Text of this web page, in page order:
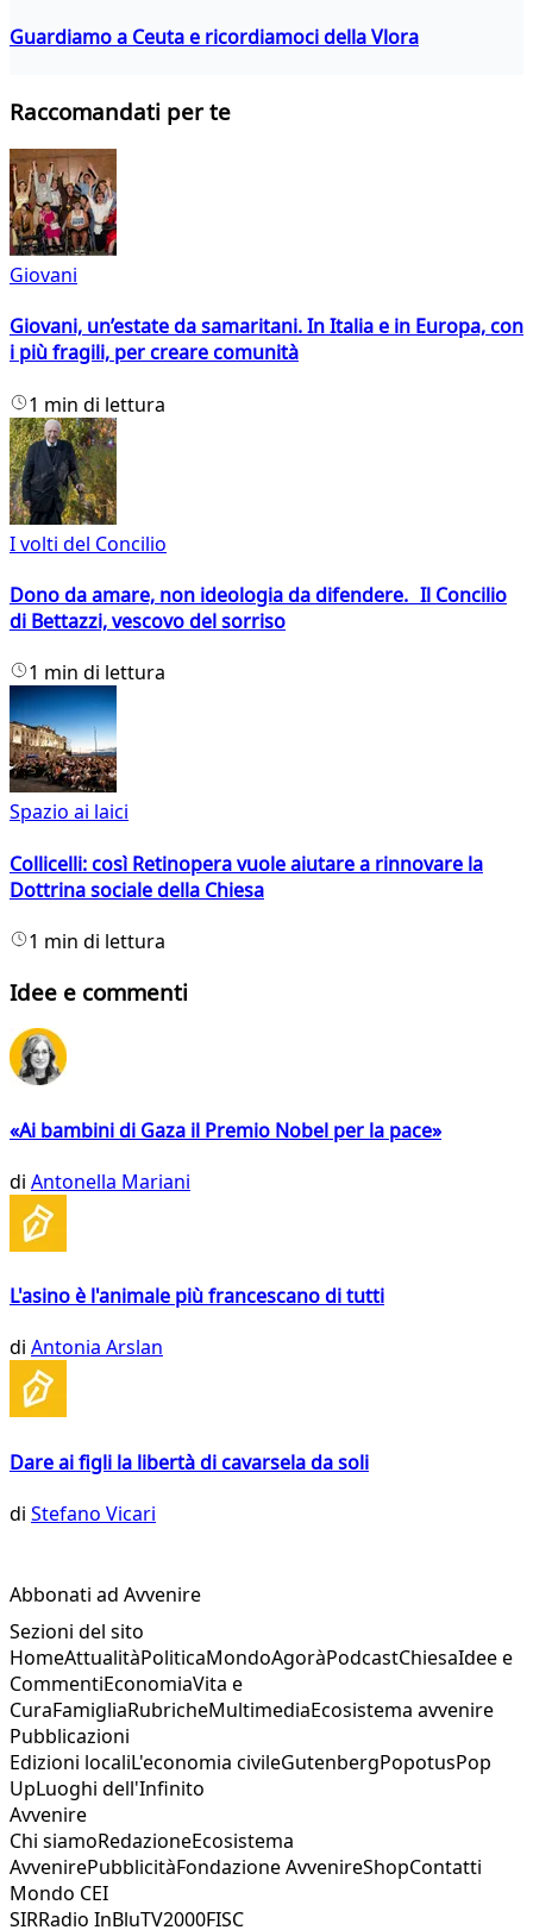
Guardiamo a Ceuta e ricordiamoci della Vlora
Raccomandati per te
Giovani
Giovani, un’estate da samaritani. In Italia e in Europa, con
i più fragili, per creare comunità
1 min di lettura
I volti del Concilio
Dono da amare, non ideologia da difendere. Il Concilio
di Bettazzi, vescovo del sorriso
1 min di lettura
Spazio ai laici
Collicelli: così Retinopera vuole aiutare a rinnovare la
Dottrina sociale della Chiesa
1 min di lettura
Idee e commenti
«Ai bambini di Gaza il Premio Nobel per la pace»
di Antonella Mariani
L'asino è l'animale più francescano di tutti
di Antonia Arslan
Dare ai figli la libertà di cavarsela da soli
di Stefano Vicari
Abbonati ad Avvenire
Sezioni del sito
HomeAttualitàPoliticaMondoAgoràPodcastChiesaIdee e
CommentiEconomiaVita e
CuraFamigliaRubricheMultimediaEcosistema avvenire
Pubblicazioni
Edizioni localiL'economia civileGutenbergPopotusPop
UpLuoghi dell'Infinito
Avvenire
Chi siamoRedazioneEcosistema
AvvenirePubblicitàFondazione AvvenireShopContatti
Mondo CEI
SIRRadio InBluTV2000FISC